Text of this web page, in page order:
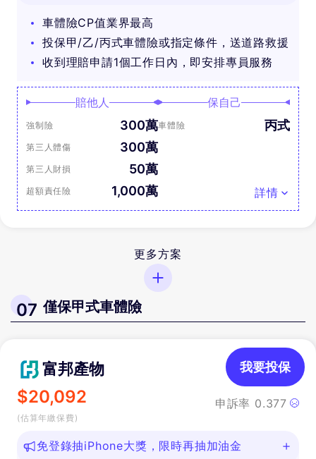
車體險CP值業界最高
投保甲/乙/丙式車體險或指定條件，送道路救援
收到理賠申請1個工作日內，即安排專員服務
賠他人
強制險 300萬
第三人體傷 300萬
第三人財損 50萬
超額責任險 1,000萬
保自己
車體險 丙式
詳情
更多方案
07 僅保甲式車體險
富邦產物
$20,092
(估算年繳保費)
申訴率 0.377
我要投保
免登錄抽iPhone大獎，限時再抽加油金